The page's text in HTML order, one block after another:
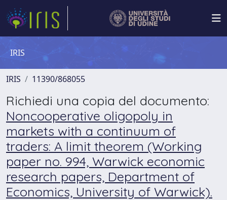
IRIS
IRIS 11390/868055
Richiedi una copia del documento:
Noncooperative oligopoly in
markets with a continuum of
traders: A limit theorem (Working
paper no. 994, Warwick economic
research papers, Department of
Economics, University of Warwick).